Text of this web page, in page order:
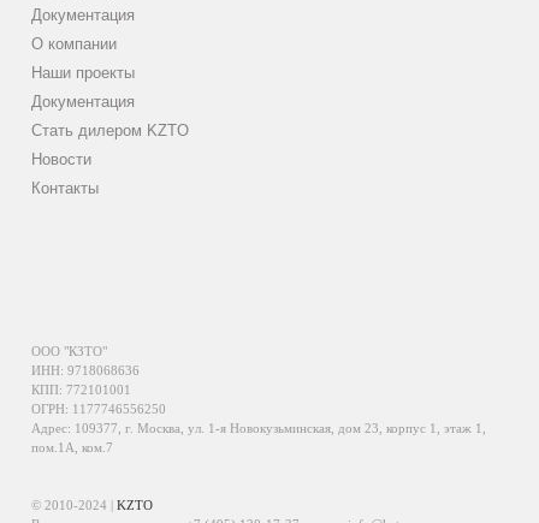
Документация
О компании
Наши проекты
Документация
Стать дилером KZTO
Новости
Контакты
ООО "КЗТО"
ИНН: 9718068636
КПП: 772101001
ОГРН: 1177746556250
Адрес: 109377, г. Москва, ул. 1-я Новокузьминская, дом 23, корпус 1, этаж 1,
пом.1А, ком.7
© 2010-2024 |KZTO